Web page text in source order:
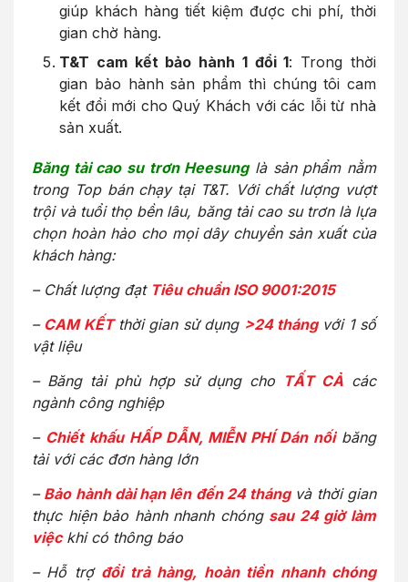
giúp khách hàng tiết kiệm được chi phí, thời
gian chờ hàng.
T&T cam kết bảo hành 1 đổi 1: Trong thời
gian bảo hành sản phẩm thì chúng tôi cam
kết đổi mới cho Quý Khách với các lỗi từ nhà
sản xuất.
Băng tải cao su trơn Heesunglà sản phẩm nằm
trong Top bán chạy tại T&T. Với chất lượng vượt
trội và tuổi thọ bền lâu, băng tải cao su trơn là lựa
chọn hoàn hảo cho mọi dây chuyền sản xuất của
khách hàng:
– Chất lượng đạt Tiêu chuẩn ISO 9001:2015
– CAM KẾTthời gian sử dụng >24 thángvới 1 số
vật liệu
– Băng tải phù hợp sử dụng cho TẤT CẢ các
ngành công nghiệp
– Chiết khấu HẤP DẪN, MIỄN PHÍ Dán nốibăng
tải với các đơn hàng lớn
– Bảo hành dài hạn lên đến 24 thángvà thời gian
thực hiện bảo hành nhanh chóng sau 24 giờ làm
việckhi có thông báo
– Hỗ trợ đổi trả hàng, hoàn tiền nhanh chóng